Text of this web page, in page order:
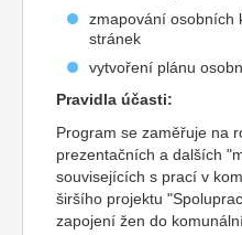
zmapování osobních
stránek
vytvoření plánu
Pravidla účasti:
Program se zaměřuje na
prezentačních a dalších
souvisejících s prací v
širšího projektu
zapojení žen do